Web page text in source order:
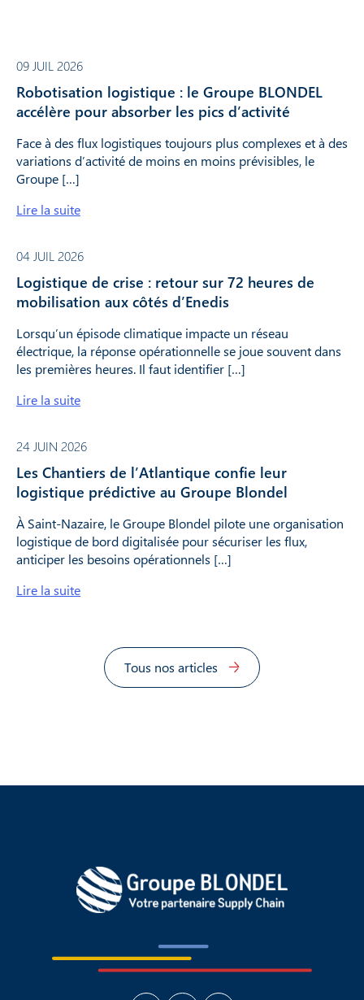
09 JUIL 2026
Robotisation logistique : le Groupe BLONDEL
accélère pour absorber les pics d’activité
Face à des flux logistiques toujours plus complexes et à des
variations d’activité de moins en moins prévisibles, le
Groupe […]
Lire la suite
04 JUIL 2026
Logistique de crise : retour sur 72 heures de
mobilisation aux côtés d’Enedis
Lorsqu’un épisode climatique impacte un réseau
électrique, la réponse opérationnelle se joue souvent dans
les premières heures. Il faut identifier […]
Lire la suite
24 JUIN 2026
Les Chantiers de l’Atlantique confie leur
logistique prédictive au Groupe Blondel
À Saint-Nazaire, le Groupe Blondel pilote une organisation
logistique de bord digitalisée pour sécuriser les flux,
anticiper les besoins opérationnels […]
Lire la suite
Tous nos articles